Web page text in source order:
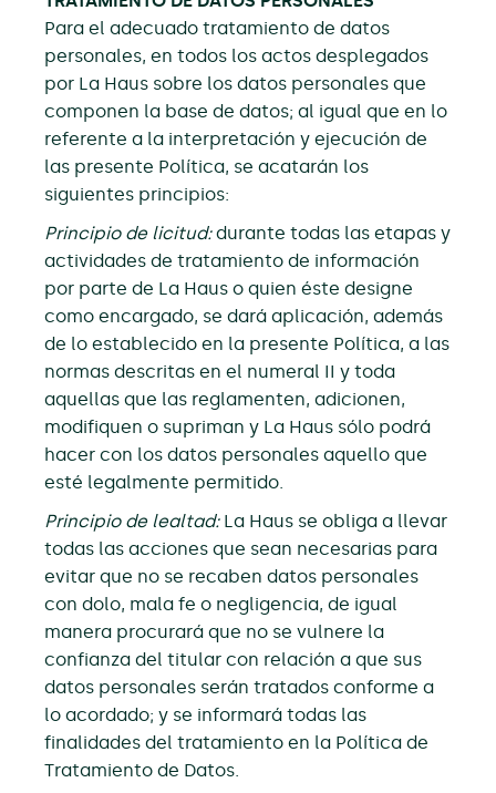
Para el adecuado tratamiento de datos
personales, en todos los actos desplegados
por La Haus sobre los datos personales que
componen la base de datos; al igual que en lo
referente a la interpretación y ejecución de
las presente Política, se acatarán los
siguientes principios:
Principio de licitud:durante todas las etapas y
actividades de tratamiento de información
por parte de La Haus o quien éste designe
como encargado, se dará aplicación, además
de lo establecido en la presente Política, a las
normas descritas en el numeral II y toda
aquellas que las reglamenten, adicionen,
modifiquen o supriman y La Haus sólo podrá
hacer con los datos personales aquello que
esté legalmente permitido.
Principio de lealtad:La Haus se obliga a llevar
todas las acciones que sean necesarias para
evitar que no se recaben datos personales
con dolo, mala fe o negligencia, de igual
manera procurará que no se vulnere la
confianza del titular con relación a que sus
datos personales serán tratados conforme a
lo acordado; y se informará todas las
finalidades del tratamiento en la Política de
Tratamiento de Datos.